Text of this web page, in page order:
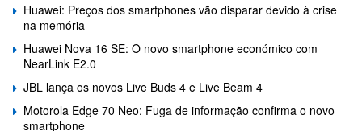
Huawei: Preços dos smartphones vão disparar devido à crise
na memória
Huawei Nova 16 SE: O novo smartphone económico com
NearLink E2.0
JBL lança os novos Live Buds 4 e Live Beam 4
Motorola Edge 70 Neo: Fuga de informação confirma o novo
smartphone